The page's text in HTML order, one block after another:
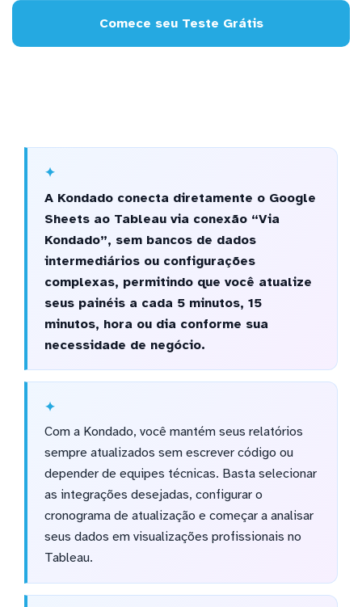
Comece seu Teste Grátis
A Kondado conecta diretamente o Google
Sheets ao Tableau via conexão “Via
Kondado”, sem bancos de dados
intermediários ou configurações
complexas, permitindo que você atualize
seus painéis a cada 5 minutos, 15
minutos, hora ou dia conforme sua
necessidade de negócio.
Com a Kondado, você mantém seus relatórios
sempre atualizados sem escrever código ou
depender de equipes técnicas. Basta selecionar
as integrações desejadas, configurar o
cronograma de atualização e começar a analisar
seus dados em visualizações profissionais no
Tableau.